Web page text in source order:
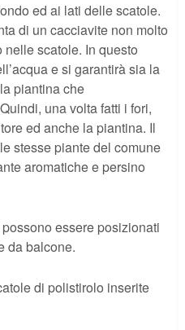
ed ai lati delle scatole.
di un cacciavite non molto
scatole. In questo
e si garantirà sia la
piantina che
una volta fatti i fori,
ed anche la piantina. Il
stesse piante del comune
aromatiche e persino
possono essere posizionati
da balcone.
di polistirolo inserite